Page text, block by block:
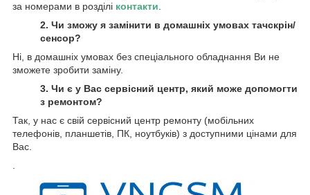
за номерами в розділі контакти
2. Чи зможу я замінити в домашніх умовах тачскрін/
сенсор?
Ні, в домашніх умовах без спеціального обладнання Ви не
зможете зробити заміну.
3. Чи є у Вас сервісний центр, який може допомогти
з ремонтом?
Так, у нас є свій сервісний центр ремонту (мобільних
телефонів, планшетів, ПК, ноутбуків) з доступними цінами для
Вас.